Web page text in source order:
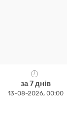
за 7 днів
13-08-2026, 00:00